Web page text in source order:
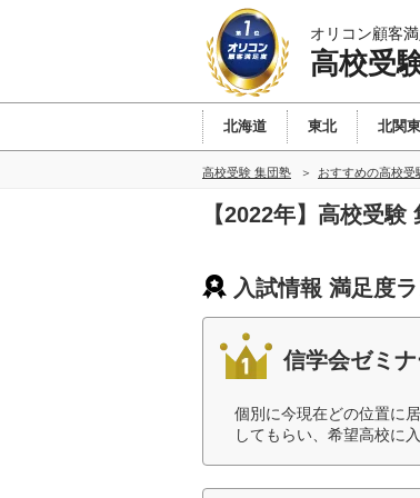
オリコン顧客
高校受
北海道 東北 北関東
高校受験 集団塾 おすすめの高校受
【2022年】高校受
入試情報 満足度
信学会ゼミ
個別に今現在どの位置に
してもらい、希望高校に